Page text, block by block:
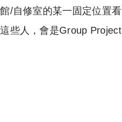
/自修室的某一固定位置看
些人，會是Group Project